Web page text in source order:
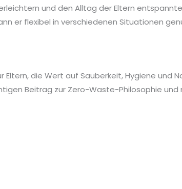
und den Alltag der Eltern
er flexibel in verschiedenen Situationen
Eltern, die Wert auf Sauberkeit, Hygiene
Beitrag zur Zero-Waste-Philosophie